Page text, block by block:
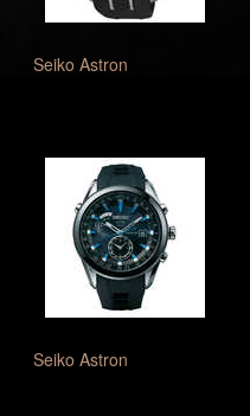
Seiko Astron
Seiko Astron